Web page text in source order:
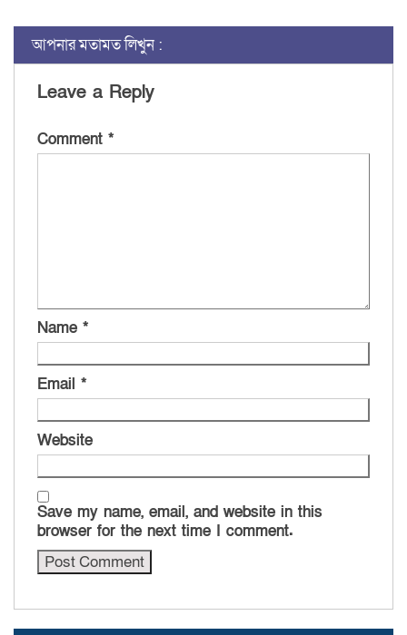
আপনার মতামত লিখুন :
Leave a Reply
Comment *
Name *
Email *
Website
Save my name, email, and website in this
browser for the next time I comment.